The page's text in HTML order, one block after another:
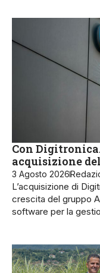
Con
acquisizione
3 Agosto 2026
L’acquisizione di
crescita del gruppo
software per la